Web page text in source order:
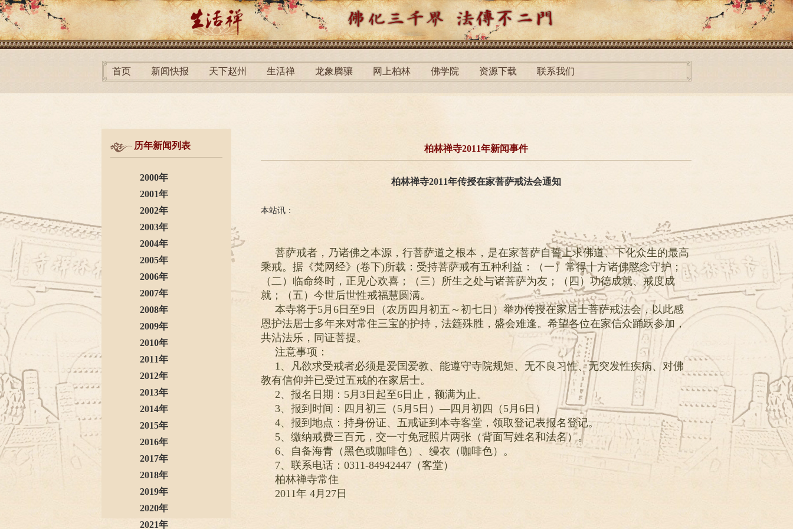
首页 新闻快报 天下赵州 生活禅 龙象腾骧 网上柏林 佛学院 资源下载 联系我们
历年新闻列表
2000年
2001年
2002年
2003年
2004年
2005年
2006年
2007年
2008年
2009年
2010年
2011年
2012年
2013年
2014年
2015年
2016年
2017年
2018年
2019年
2020年
2021年
柏林禅寺2011年新闻事件
柏林禅寺2011年传授在家菩萨戒法会通知
本站讯：
菩萨戒者，乃诸佛之本源，行菩萨道之根本，是在家菩萨自誓上求佛道、下化众生的最高
乘戒。据《梵网经》(卷下)所载：受持菩萨戒有五种利益：（一）常得十方诸佛愍念守护；
（二）临命终时，正见心欢喜；（三）所生之处与诸菩萨为友；（四）功德成就、戒度成
就；（五）今世后世性戒福慧圆满。
本寺将于5月6日至9日（农历四月初五～初七日）举办传授在家居士菩萨戒法会，以此感
恩护法居士多年来对常住三宝的护持，法筵殊胜，盛会难逢。希望各位在家信众踊跃参加，
共沾法乐，同证菩提。
注意事项：
1、凡欲求受戒者必须是爱国爱教、能遵守寺院规矩、无不良习性、无突发性疾病、对佛
教有信仰并已受过五戒的在家居士。
2、报名日期：5月3日起至6日止，额满为止。
3、报到时间：四月初三（5月5日）—四月初四（5月6日）
4、报到地点：持身份证、五戒证到本寺客堂，领取登记表报名登记。
5、缴纳戒费三百元，交一寸免冠照片两张（背面写姓名和法名）。
6、自备海青（黑色或咖啡色）、缦衣（咖啡色）。
7、联系电话：0311-84942447（客堂）
柏林禅寺常住
2011年 4月27日